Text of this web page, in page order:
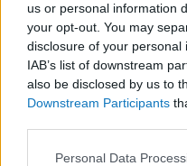
us or personal information
your opt-out. You may
disclosure of your
IAB’s list of downstream
also be disclosed by us to
Downstream Participants
Please note that this
Personal Data